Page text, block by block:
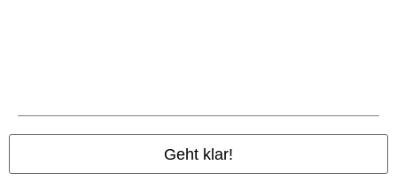
Geht klar!
Alle Preise inkl. gesetzlicher Mehrwertsteuer, zzgl.Versandkosten
© 1986-2026 E.M.P. Merchandising HGmbH